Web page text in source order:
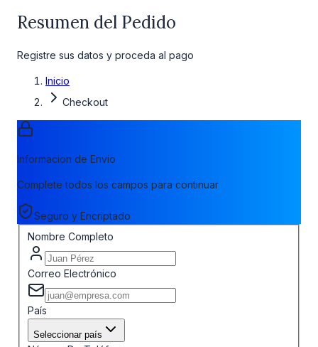
Resumen del Pedido
Registre sus datos y proceda al pago
Inicio
Checkout
Informacion de Envio
Complete todos los campos para continuar
Seguro y Encriptado
Nombre Completo
Correo Electrónico
País
Seleccionar país